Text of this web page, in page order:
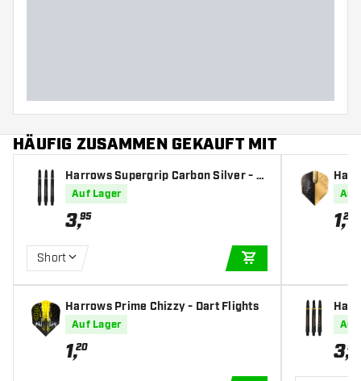
HÄUFIG ZUSAMMEN GEKAUFT MIT
Harrows Supergrip Carbon Silver - D
art Shafts
Auf Lager
3,95
Short
Harrows Prime Chizzy - Dart Flights
Auf Lager
1,20
-
Auf
1,20
tAuf
3,95